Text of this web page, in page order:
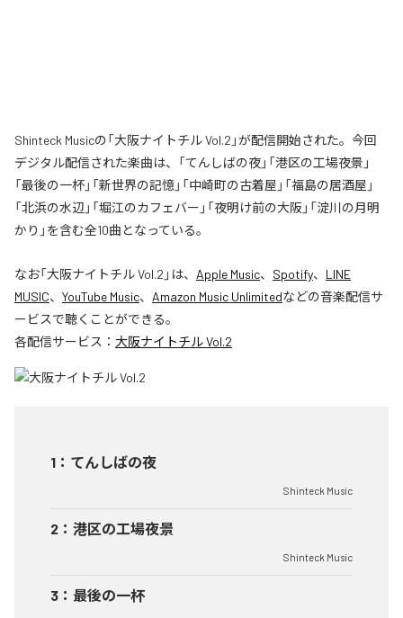
Shinteck Musicの「大阪ナイトチル Vol.2」が配信開始された。今回
デジタル配信された楽曲は、「てんしばの夜」「港区の工場夜景」
「最後の一杯」「新世界の記憶」「中崎町の古着屋」「福島の居酒屋」
「北浜の水辺」「堀江のカフェバー」「夜明け前の大阪」「淀川の月明
かり」を含む全10曲となっている。
なお「大阪ナイトチル Vol.2 」は、 Apple Music、 Spotify、 LINE
MUSIC、 YouTube Music、 Amazon Music Unlimitedなどの音楽配信サ
ービスで聴くことができる。
各配信サービス： 大阪ナイトチル Vol.2
1 ： てんしばの夜
Shinteck Music
2 ： 港区の工場夜景
Shinteck Music
3 ： 最後の一杯